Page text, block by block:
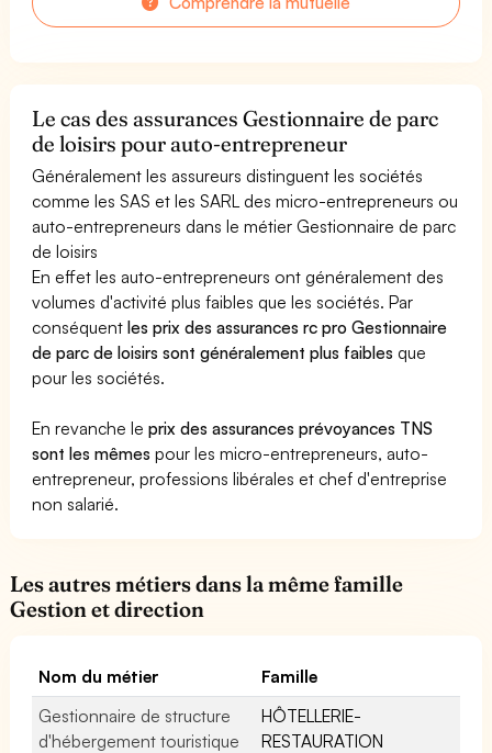
Le cas des assurances Gestionnaire de parc
de loisirs pour auto-entrepreneur
Généralement les assureurs distinguent les sociétés
comme les SAS et les SARL des micro-entrepreneurs ou
auto-entrepreneurs dans le métier Gestionnaire de parc
de loisirs
En effet les auto-entrepreneurs ont généralement des
volumes d'activité plus faibles que les sociétés. Par
conséquentles prix des assurances rc pro Gestionnaire
de parc de loisirs sont généralement plus faibles que
pour les sociétés.
En revanche leprix des assurances prévoyances TNS
sont les mêmes pour les micro-entrepreneurs, auto-
entrepreneur, professions libérales et chef d'entreprise
non salarié.
Les autres métiers dans la même famille
Gestion et direction
Nom du métier
Famille
Gestionnaire de structure
d'hébergement touristique
HÔTELLERIE-
RESTAURATION